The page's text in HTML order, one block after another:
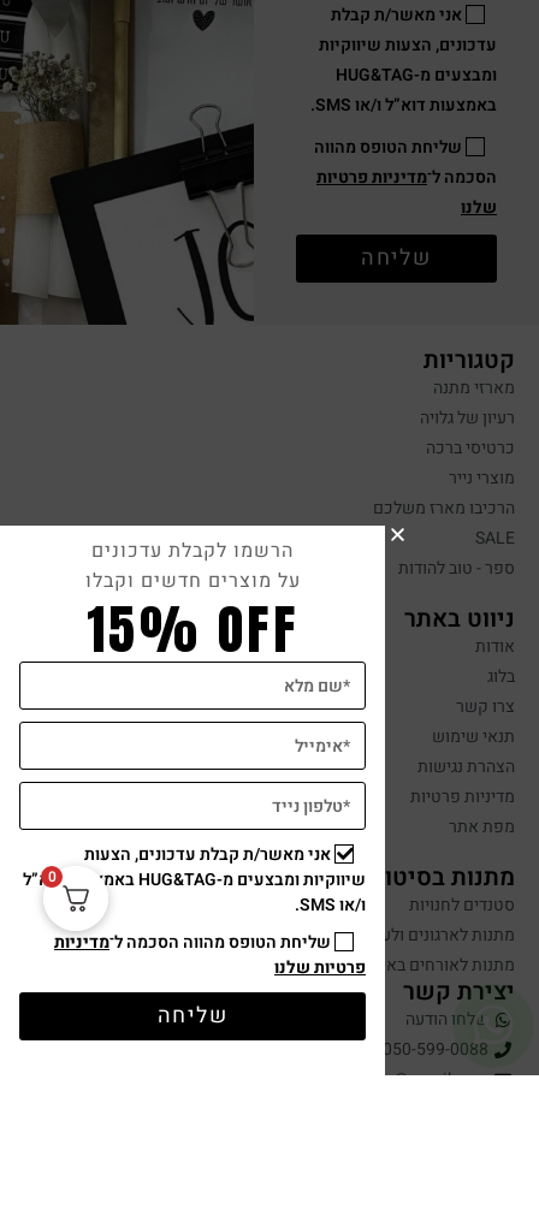
אני מאשר/ת קבלת
עדכונים, הצעות שיווקיות
ומבצעים מ-HUG&TAG
באמצעות דוא”ל ו/או SMS.
שליחת הטופס מהווה
הסכמה ל־מדיניות פרטיות
שלנו
שליחה
קטגוריות
מארזי מתנה
רעיון של גלויה
כרטיסי ברכה
מוצרי נייר
הרכיבו מארז משלכם
SALE
ספר - טוב להודות
ניווט באתר
אודות
בלוג
צרו קשר
תנאי שימוש
הצהרת נגישות
מדיניות פרטיות
מפת אתר
מתנות בסיטונאות
סטנדים לחנויות
מתנות לארגונים ולעובדים
מתנות לאורחים באירועים
יצירת קשר
שלחו הודעה
050-599-0088
hugandtag@gmail.com
0
הרשמו לקבלת עדכונים
על מוצרים חדשים וקבלו
15% OFF
אני מאשר/ת קבלת עדכונים, הצעות
שיווקיות ומבצעים מ-HUG&TAG באמצעות דוא”ל
ו/או SMS.
שליחת הטופס מהווה הסכמה ל־מדיניות
פרטיות שלנו
שליחה